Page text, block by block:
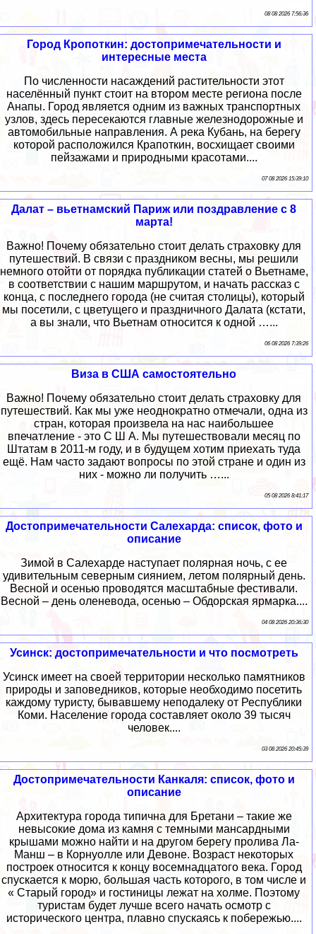
08 08 2026 7:56:36
Город Кропоткин: достопримечательности и
интересные места
По численности насаждений растительности этот
населённый пункт стоит на втором месте региона после
Анапы. Город является одним из важных транспортных
узлов, здесь пересекаются главные железнодорожные и
автомобильные направления. А река Кубань, на берегу
которой расположился Крапоткин, восхищает своими
пейзажами и природными красотами....
07 08 2026 15:39:10
Далат – вьетнамский Париж или поздравление с 8
марта!
Важно! Почему обязательно стоит делать страховку для
путешествий. В связи с праздником весны, мы решили
немного отойти от порядка публикации статей о Вьетнаме,
в соответствии с нашим маршрутом, и начать рассказ с
конца, с последнего города (не считая столицы), который
мы посетили, с цветущего и праздничного Далата (кстати,
а вы знали, что Вьетнам относится к одной …...
06 08 2026 7:39:26
Виза в США самостоятельно
Важно! Почему обязательно стоит делать страховку для
путешествий. Как мы уже неоднократно отмечали, одна из
стран, которая произвела на нас наибольшее
впечатление - это С Ш А. Мы путешествовали месяц по
Штатам в 2011-м году, и в будущем хотим приехать туда
ещё. Нам часто задают вопросы по этой стране и один из
них - можно ли получить …...
05 08 2026 8:41:17
Достопримечательности Салехарда: список, фото и
описание
Зимой в Салехарде наступает полярная ночь, с ее
удивительным северным сиянием, летом полярный день.
Весной и осенью проводятся масштабные фестивали.
Весной – день оленевода, осенью – Обдорская ярмарка....
04 08 2026 20:36:30
Усинск: достопримечательности и что посмотреть
Усинск имеет на своей территории несколько памятников
природы и заповедников, которые необходимо посетить
каждому туристу, бывавшему неподалеку от Республики
Коми. Население города составляет около 39 тысяч
человек....
03 08 2026 20:45:39
Достопримечательности Канкаля: список, фото и
описание
Архитектура города типична для Бретани – такие же
невысокие дома из камня с темными мансардными
крышами можно найти и на другом берегу пролива Ла-
Манш – в Корнуолле или Девоне. Возраст некоторых
построек относится к концу восемнадцатого века. Город
спускается к морю, большая часть которого, в том числе и
« Старый город» и гостиницы лежат на холме. Поэтому
туристам будет лучше всего начать осмотр с
исторического центра, плавно спускаясь к побережью....